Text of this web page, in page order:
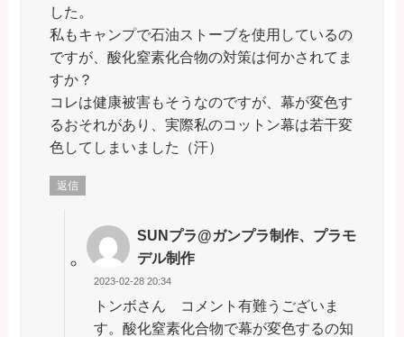
した。
私もキャンプで石油ストーブを使用しているの
ですが、酸化窒素化合物の対策は何かされてま
すか？
コレは健康被害もそうなのですが、幕が変色す
るおそれがあり、実際私のコットン幕は若干変
色してしまいました（汗）
返信
SUNプラ@ガンプラ制作、プラモ
デル制作
2023-02-28 20:34
トンボさん コメント有難うございま
す。酸化窒素化合物で幕が変色するの知